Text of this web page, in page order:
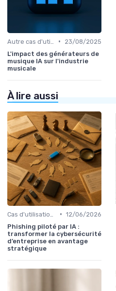
•
23/08/2025
L'impact des générateurs de
musique IA sur l'industrie
musicale
À lire aussi
• 12/06/2026
Phishing piloté par IA :
transformer la cybersécurité
d’entreprise en avantage
stratégique